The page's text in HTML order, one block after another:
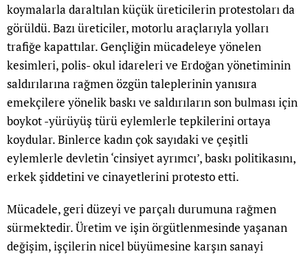
koymalarla daraltılan küçük üreticilerin protestoları da
görüldü. Bazı üreticiler, motorlu araçlarıyla yolları
trafiğe kapattılar. Gençliğin mücadeleye yönelen
kesimleri, polis- okul idareleri ve Erdoğan yönetiminin
saldırılarına rağmen özgün taleplerinin yanısıra
emekçilere yönelik baskı ve saldırıların son bulması için
boykot -yürüyüş türü eylemlerle tepkilerini ortaya
koydular. Binlerce kadın çok sayıdaki ve çeşitli
eylemlerle devletin ‘cinsiyet ayrımcı’, baskı politikasını,
erkek şiddetini ve cinayetlerini protesto etti.
Mücadele, geri düzeyi ve parçalı durumuna rağmen
sürmektedir. Üretim ve işin örgütlenmesinde yaşanan
değişim, işçilerin nicel büyümesine karşın sanayi